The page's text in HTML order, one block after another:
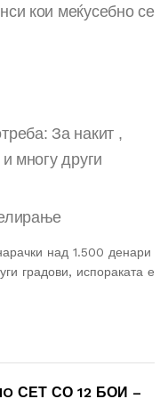
кои меќусебно се
За накит ,
многу други
над 1.500 денари
градови, испораката е
СЕТ СО 12 БОИ –